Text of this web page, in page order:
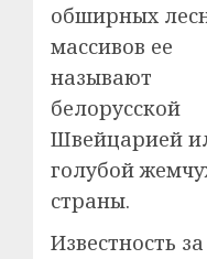
обширных
массивов ее
называют
белорусской
Швейцарией
голубой
страны.
Известность за